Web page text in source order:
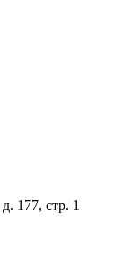
177, стр. 1